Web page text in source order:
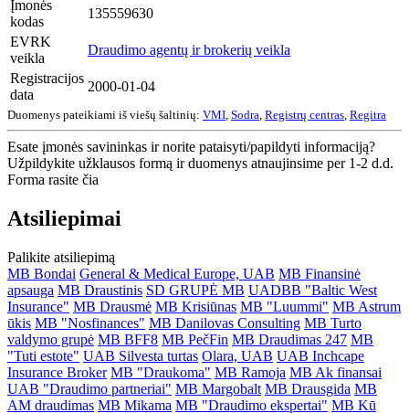
Įmonės
kodas
135559630
EVRK
veikla
Draudimo agentų ir brokerių veikla
Registracijos
data
2000-01-04
Duomenys pateikiami iš viešų šaltinių: VMI Sodra Registrų centras Regitra
Esate įmonės savininkas ir norite pataisyti/papildyti informaciją?
Užpildykite užklausos formą ir duomenys atnaujinsime per 1-2 d.d.
Forma rasite čia
Atsiliepimai
Palikite atsiliepimą
MB Bondai General & Medical Europe, UAB MB Finansinė
apsauga MB Draustinis SD GRUPĖ MB UADBB "Baltic West
Insurance" MB Drausmė MB Krisiūnas MB "Luummi" MB Astrum
ūkis MB "Nosfinances" MB Danilovas Consulting MB Turto
valdymo grupė MB BFF8 MB PečFin MB Draudimas 247 MB
"Tuti estote" UAB Silvesta turtas Olara, UAB UAB Inchcape
Insurance Broker MB "Draukoma" MB Ramoja MB Ak finansai
UAB "Draudimo partneriai" MB Margobalt MB Drausgida MB
AM draudimas MB Mikama MB "Draudimo ekspertai" MB Kū